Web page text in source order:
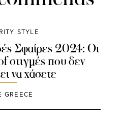
STYLE
Σφαίρες 2024: Οι
στιγμές που δεν
να χάσετε
GREECE